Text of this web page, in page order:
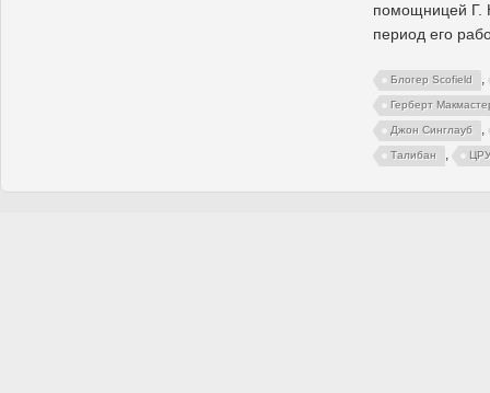
помощницей Г.
период его
Блогер Scofield
Герберт
Джон Синглауб
Талибан ЦРУ